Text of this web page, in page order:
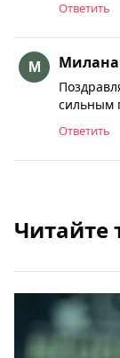
Ответить
Милана
сильным
Ответить
Читайте